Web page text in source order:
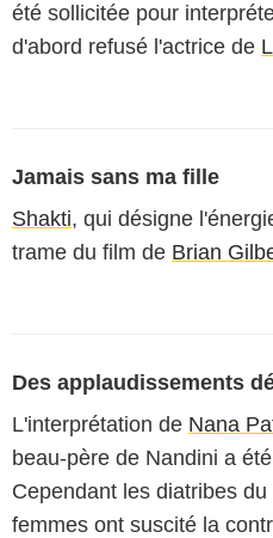
été sollicitée pour
d'abord refusé l'actrice de
Jamais sans ma fille
Shakti, qui désigne
trame du film de Brian
Des applaudissements
L'interprétation de Nana
beau-père de Nandini a
Cependant les diatribes
femmes ont suscité la